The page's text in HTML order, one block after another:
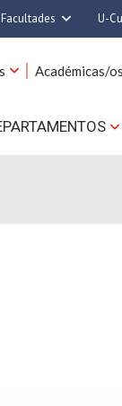
Facultades
Ciencias
U-
Académicas/os